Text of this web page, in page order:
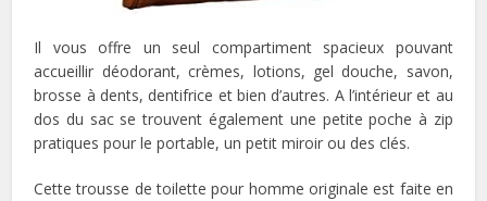
Il vous offre un seul compartiment spacieux pouvant
accueillir déodorant, crèmes, lotions, gel douche, savon,
brosse à dents, dentifrice et bien d’autres. A l’intérieur et au
dos du sac se trouvent également une petite poche à zip
pratiques pour le portable, un petit miroir ou des clés.
Cette trousse de toilette pour homme originale est faite en